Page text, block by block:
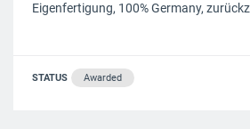
Eigenfertigung, 100% Germany,
STATUS Awarded